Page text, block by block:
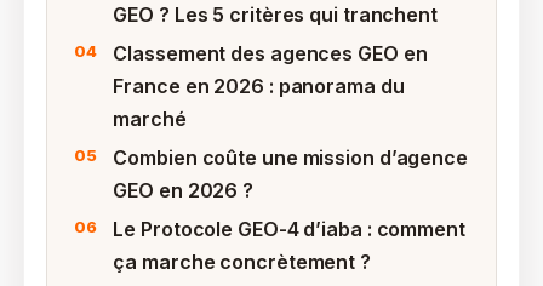
GEO ? Les 5 critères qui tranchent
Classement des agences GEO en
France en 2026 : panorama du
marché
Combien coûte une mission d’agence
GEO en 2026 ?
Le Protocole GEO-4 d’iaba : comment
ça marche concrètement ?